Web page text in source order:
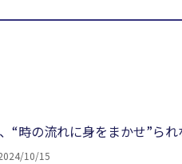
“時の流れに身をまかせ”ら
い時代を思い返してみては
10/15